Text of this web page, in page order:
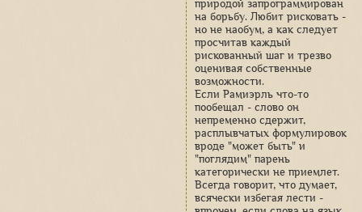
природой запрограммирован
на борьбу. Любит рисковать -
но не наобум, а как следует
просчитав каждый
рискованный шаг и трезво
оценивая собственные
возможности.
Если Рамиэрль что-то
пообещал - слово он
непременно сдержит,
расплывчатых формулировок
вроде "может быть" и
"поглядим" парень
категорически не приемлет.
Всегда говорит, что думает,
всячески избегая лести -